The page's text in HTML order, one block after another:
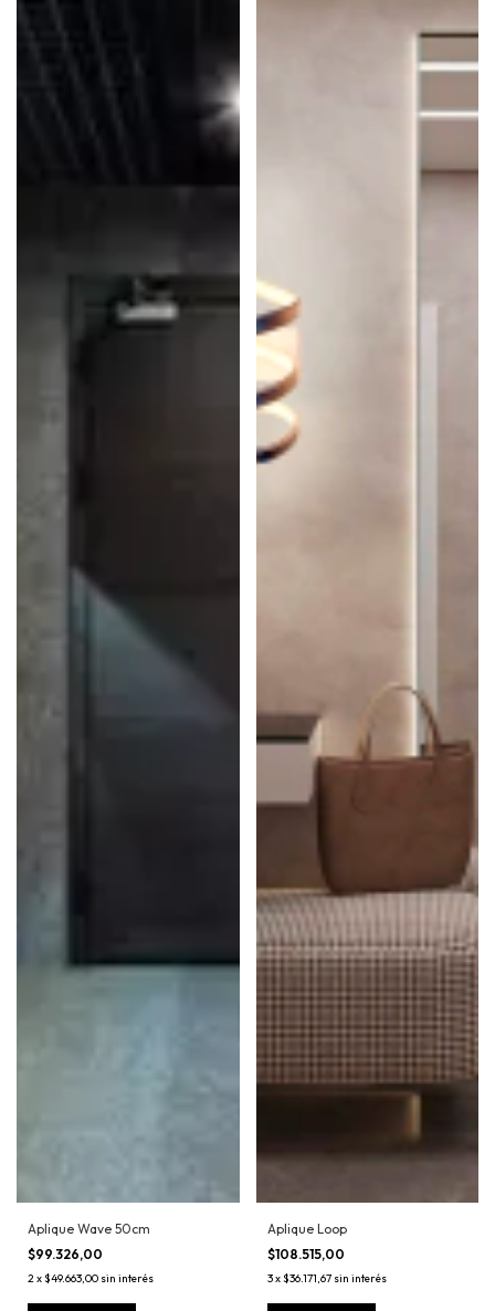
Aplique Wave 50cm
$99.326,00
2x$49.663,00 sin interés
Aplique Loop
$108.515,00
3x$36.171,67 sin interés